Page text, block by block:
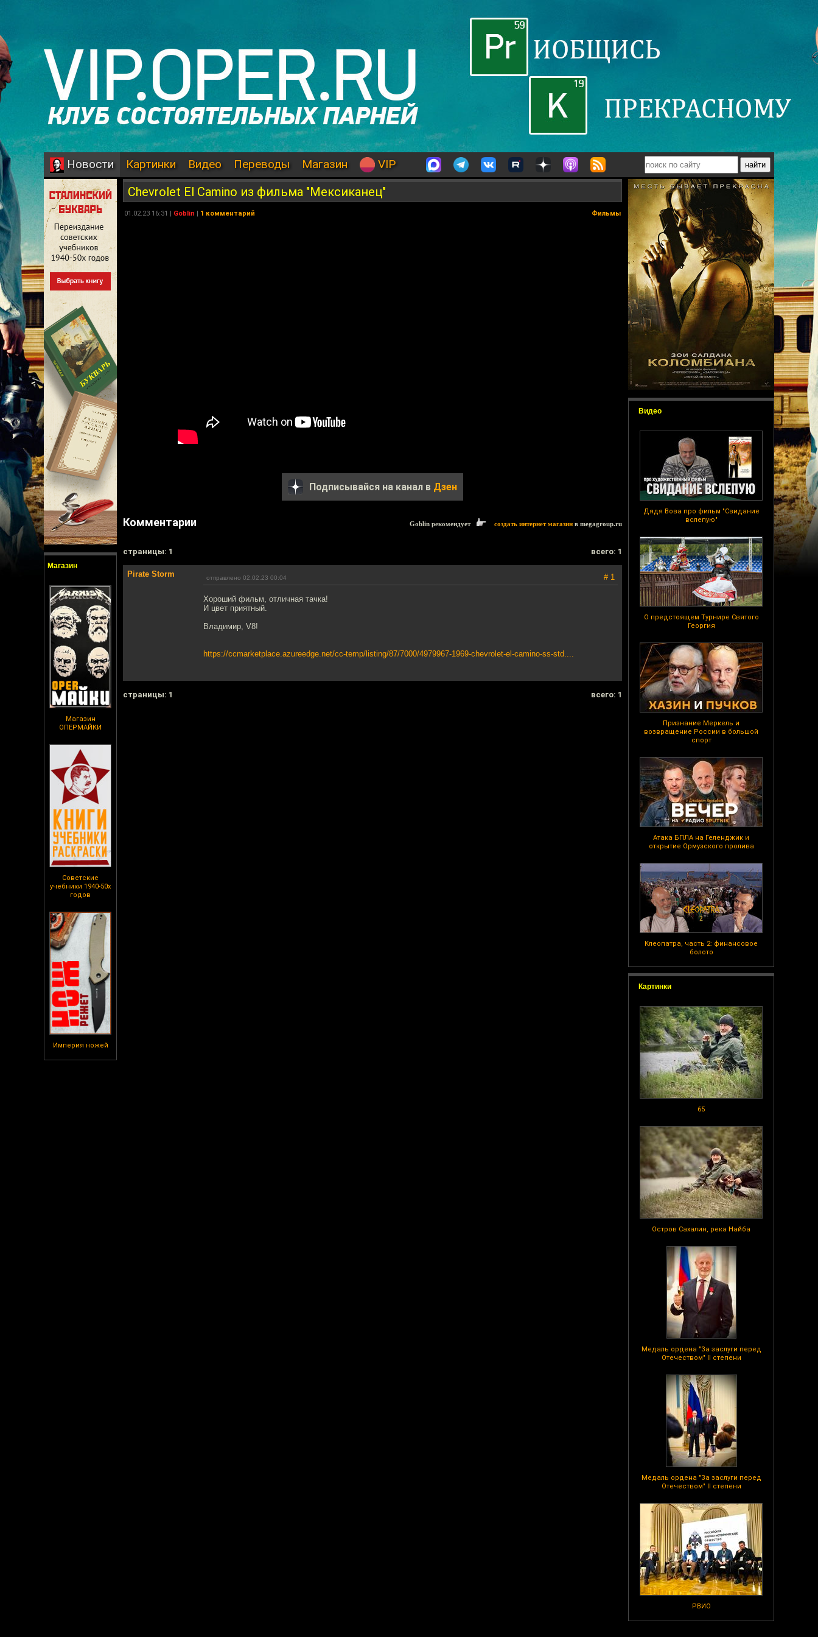
Новости Картинки Видео Переводы Магазин VIP
Магазин
Магазин
ОПЕРМАЙКИ
Советские
учебники 1940-50х
годов
Империя ножей
Видео
Дядя Вова про фильм "Свидание
вслепую"
О предстоящем Турнире Святого
Георгия
Признание Меркель и
возвращение России в большой
спорт
Атака БПЛА на Геленджик и
открытие Ормузского пролива
Клеопатра, часть 2: финансовое
болото
Картинки
65
Остров Сахалин, река Найба
Медаль ордена "За заслуги перед
Отечеством" II степени
Медаль ордена "За заслуги перед
Отечеством" II степени
РВИО
Chevrolet El Camino из фильма "Мексиканец"
01.02.23 16:31 | Goblin | 1 комментарий Фильмы
Подписывайся на канал в Дзен
Комментарии Goblin рекомендует создать интернет магазин в megagroup.ru
cтраницы: 1 всего: 1
Pirate Storm отправлено 02.02.23 00:04 # 1
Хороший фильм, отличная тачка!
И цвет приятный.
Владимир, V8!
https://ccmarketplace.azureedge.net/cc-temp/listing/87/7000/4979967-1969-chevrolet-el-camino-ss-std....
cтраницы: 1 всего: 1